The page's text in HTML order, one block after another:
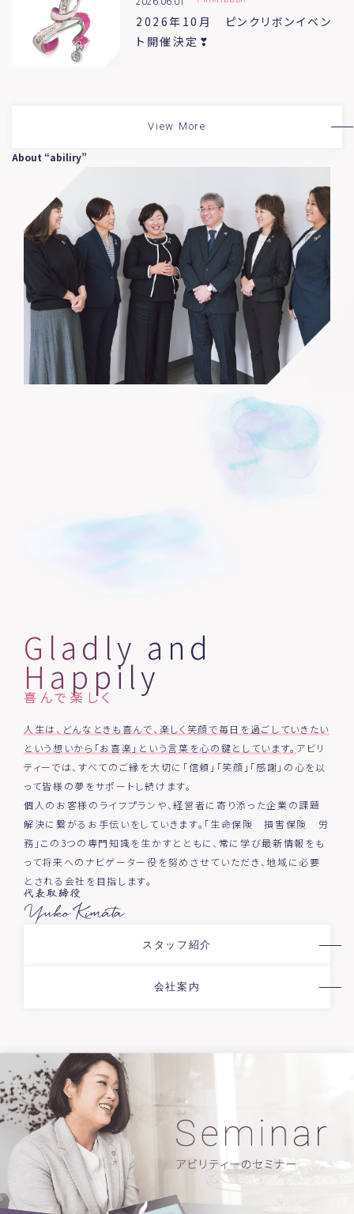
2026年10月 ピンクリボンイベン
ト開催決定❣
View More
About “abiliry”
Gladly and
Happily
喜んで楽しく
人生は、どんなときも喜んで、楽しく笑顔で毎日を過ごしていきたい
という想いから「お喜楽」という言葉を心の鍵としています。 アビリ
ティーでは、すべてのご縁を大切に「信頼」「笑顔」「感謝」の心を以
って皆様の夢をサポートし続けます。
個人のお客様のライフプランや、経営者に寄り添った企業の課題
解決に繋がるお手伝いをしていきます。「生命保険 損害保険 労
務」この3つの専門知識を生かすとともに、常に学び最新情報をも
って将来へのナビゲーター役を努めさせていただき、地域に必要
とされる会社を目指します。
スタッフ紹介
会社案内